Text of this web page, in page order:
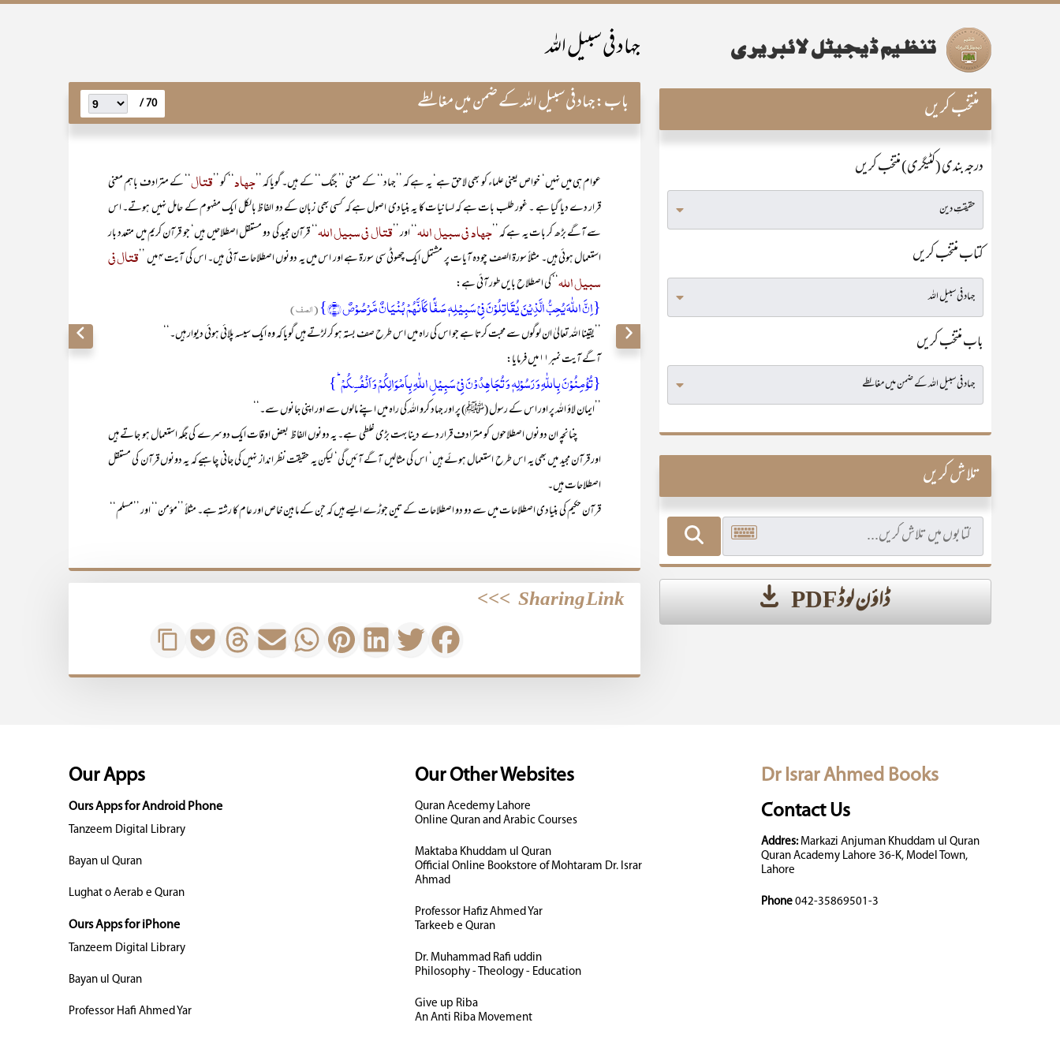
جہاد فی سبیل اللہ
باب:جہاد فی سبیل اللہ کے ضمن میں مغالطے 70 /
عوام ہی میں نہیں‘ خواص یعنی علماء کو بھی لاحق ہے‘ یہ ہے کہ ’’جہاد‘‘ کے معنی ’’ـ جنگ‘‘ کے ہیں۔ گویا کہ ’’جہاد ‘‘ کو ’’ قتال‘‘ کے مترادف باہم معنی
قرار دے دیا گیا ہے ۔ غور طلب بات ہے کہ لسانیات کا یہ بنیادی اصول ہے کہ کسی بھی زبان کے دو الفاظ بالکل ایک مفہوم کے حامل نہیں ہوتے۔ اس
سے آگے بڑھ کر بات یہ ہے کہ ’’جہاد فی سبیل اللہ‘‘ اور ’’قتال فی سبیل اللہ ‘‘ قرآن مجید کی دو مستقل اصطلاحیں ہیں‘ جو قرآن کریم میں متعدد بار
استعمال ہوئی ہیں۔ مثلاً سورۃ الصف چودہ آیات پر مشتمل ایک چھوٹی سی سورۃ ہے اور اس میں یہ دونوں اصطلاحات آئی ہیں۔ اس کی آیت ۴ میں ’’
قتال فی
سبیل اللہ‘‘ کی اصطلاح بایں طور آئی ہے:
{اِنَّ اللّٰہَ یُحِبُّ الَّذِیۡنَ یُقَاتِلُوۡنَ فِیۡ سَبِیۡلِہٖ صَفًّا کَاَنَّہُمۡ بُنۡیَانٌ مَّرۡصُوۡصٌ ﴿۴﴾} (الصف)
’’یقینا اللہ تعالیٰ ان لوگوں سے محبت کرتا ہے جو اس کی راہ میں اس طرح صف بستہ ہو کر لڑتے ہیں گویا کہ وہ ایک سیسہ پلائی ہوئی دیوار ہیں۔‘‘
آگے آیت نمبر۱۱ میں فرمایا:
{تُؤۡمِنُوۡنَ بِاللّٰہِ وَ رَسُوۡلِہٖ وَ تُجَاہِدُوۡنَ فِیۡ سَبِیۡلِ اللّٰہِ بِاَمۡوَالِکُمۡ وَ اَنۡفُسِکُمۡ ؕ}
’’ایمان لاؤ اللہ پر اور اس کے رسول (ﷺ) پر اور جہاد کرو اللہ کی راہ میں اپنے مالوں سے اور اپنی جانوں سے۔‘‘
چنانچہ ان دونوں اصطلاحوں کو مترادف قرار دے دینا بہت بڑی غلطی ہے۔ یہ دونوں الفاظ بعض اوقات ایک دوسرے کی جگہ استعمال ہو جاتے ہیں
اور قرآن مجید میں بھی یہ اس طرح استعمال ہوئے ہیں‘ اس کی مثالیں آگے آئیں گی‘ لیکن یہ حقیقت نظر انداز نہیں کی جانی چاہیے کہ یہ دونوں قرآن کی مستقل
اصطلاحات ہیں۔
قرآن حکیم کی بنیادی اصطلاحات میں سے دو دو اصطلاحات کے تین جوڑے ایسے ہیں کہ جن کے مابین خاص اور عام کا رشتہ ہے۔ مثلاً ’’مؤمن‘‘ اور ’’مسلم‘‘
Sharing Link
>>>
منتخب کریں
درجہ بندی (کٹیگری) منتخب کریں
کتاب منتخب کریں
باب منتخب کریں
تلاش کریں
ڈاؤن لوڈ PDF
Dr Israr Ahmed Books
Contact Us
Addres:Markazi Anjuman Khuddam ul Quran
Quran Academy Lahore 36-K, Model Town,
Lahore
Phone 042-35869501-3
Our Other Websites
Quran Acedemy Lahore
Online Quran and Arabic Courses
Maktaba Khuddam ul Quran
Official Online Bookstore of Mohtaram Dr. Israr
Ahmad
Professor Hafiz Ahmed Yar
Tarkeeb e Quran
Dr. Muhammad Rafi uddin
Philosophy - Theology - Education
Give up Riba
An Anti Riba Movement
Our Apps
Ours Apps for Android Phone
Tanzeem Digital Library
Bayan ul Quran
Lughat o Aerab e Quran
Ours Apps for iPhone
Tanzeem Digital Library
Bayan ul Quran
Professor Hafi Ahmed Yar